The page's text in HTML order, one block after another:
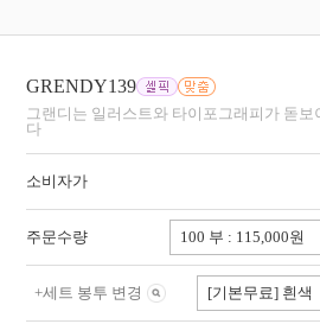
GRENDY139
그랜디는 일러스트와 타이포그래피가 돋보
다
소비자가
주문수량
+세트 봉투 변경 [기본무료] 흰색